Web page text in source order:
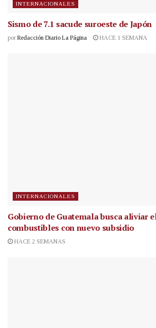
INTERNACIONALES
Sismo de 7.1 sacude suroeste de Japón
por Redacción Diario La Página HACE 1 SEMANA
INTERNACIONALES
Gobierno de Guatemala busca aliviar
combustibles con nuevo subsidio
HACE 2 SEMANAS